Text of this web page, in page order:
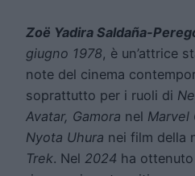
Zoë Yadira Saldaña-
giugno 1978, è un’attrice
note del cinema
soprattutto per i ruoli di
Avatar, Gamora nel Marvel
Nyota Uhura nei film della
Trek. Nel 2024 ha